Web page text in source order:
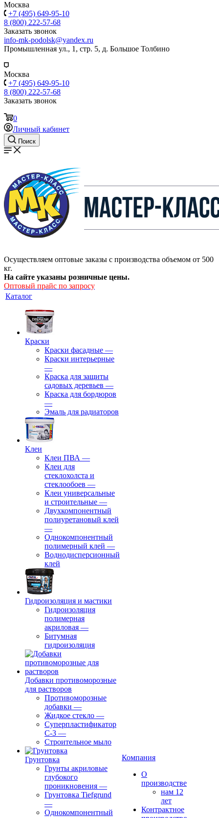
Москва
+7 (495) 649-95-10
8 (800) 222-57-68
Заказать звонок
info-mk-podolsk@yandex.ru
Промышленная ул., 1, стр. 5, д. Большое Толбино
Москва
+7 (495) 649-95-10
8 (800) 222-57-68
Заказать звонок
0
Личный кабинет
Поиск
Осуществляем оптовые заказы с производства объемом от 500
кг.
На сайте указаны розничные цены.
Оптовый прайс по запросу
Каталог
Краски
Краски фасадные —
Краски интерьерные
—
Краска для защиты
садовых деревьев —
⁠Краска для бордюров
—
Эмаль для радиаторов
Клеи
Клеи ПВА —
Клеи для
стеклохолста и
стеклообоев —
Клеи универсальные
и строительные —
Двухкомпонентный
полиуретановый клей
—
Однокомпонентный
полимерный клей —
Воднодисперсионный
клей
Гидроизоляция и мастики
Гидроизоляция
полимерная
акриловая —
Битумная
гидроизоляция
Добавки противоморозные
для растворов
Противоморозные
добавки —
Жидкое стекло —
Суперпластификатор
С-3 —
Строительное мыло
Грунтовка
Грунты акриловые
глубокого
проникновения —
Грунтовка Tiefgrund
—
Однокомпонентный
Компания
О
производстве
нам 12
лет
Контрактное